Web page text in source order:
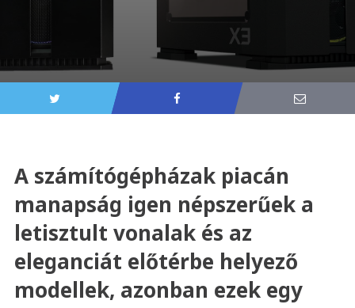
A számítógépházak piacán
manapság igen népszerűek a
letisztult vonalak és az
eleganciát előtérbe helyező
modellek, azonban ezek egy